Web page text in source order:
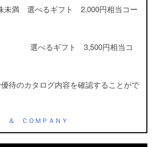
未満 選べるギフト 2,000円相当コー
選べるギフト 3,500円相当コ
待のカタログ内容を確認することがで
＆ ＣＯＭＰＡＮＹ